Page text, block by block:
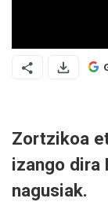
Zortzikoa
izango dira
nagusiak.